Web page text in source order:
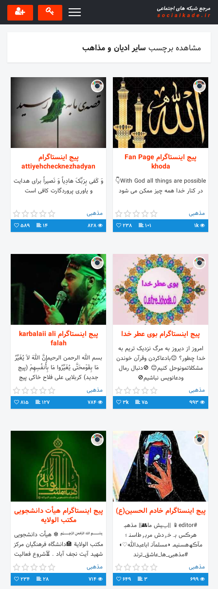
مشاهده برچسب سایر ادیان و مذاهب
پیج اینستاگرام Fan Page
khoda
With God all things are possible👇
در کنار خدا همه چیز ممکن می شود
مذهبی
1k
101
238
پیج اینستاگرام
attiyehchecknezhadyan
وَ کَفی‏ بِرَبِّکَ هادِیاً وَ نَصیراً برای هدایت
و یاوری پروردگارت کافی است
مذهبی
14
589
پیج اینستاگرام بوی عطر خدا
امروز از دیروز به مرگ نزدیک تریم به
خدا چطور؟ 😊بادعاکردن وقرآن خوندن
مشکلاتمونوحل کنیم😊 🚫دنبال رمال
ودعانویس نباشیم🚫
مذهبی
75
3k
پیج اینستاگرام karbalaii ali
falah
بسم الله الرحمن الرحیمإِنَّ اللهَ لاَ یُغَیِّرُ
مَا بِقَوْمحَتَّى یُغَیِّرُوا مَا بِأَنفُسِهِمْ (پیج
جدید) کربلایی علی فلاح خاکی پیج
جدید
مذهبی
127
815
پیج اینستاگرام خادم الحسین(ع)
#editor📱 ||ݐیش ما👥|| مذهبـ
هر‌ڪس بہ‌خۅدش‌ مربۅط‌اسٺـ ؛
مـآڪھ‌هسٺیمـ ◗مسلمآنـ اباعبدالله♡◖
#مذهبی_ها_عاشق_ترند
#موفقیت_اتفاقی_نیست_انتخابی_است
مذهبی
3
649
پیج اینستاگرام هیأت دانشجویی
مکتب الولایه
﷽ ❇ هیأت دانشجویی
مکتب الولایة 🏣دانشگاه فرهنگیان مرکز
شهید آیت نجف آباد . ⏳شروع فعالیت
صفحه : ۱۵ رمضان ۱۴۴۰ . #یازهرا_س .
💫ما حسینی شده ز دولت حسنیم❤
zil.ink/h_mkvelayat
مذهبی
28
234